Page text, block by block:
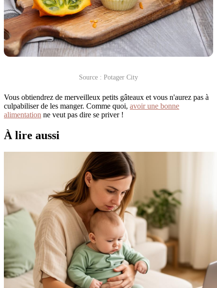
Source : Potager City
Vous obtiendrez de merveilleux petits gâteaux et vous n'aurez pas à
culpabiliser de les manger. Comme quoi, avoir une bonne
alimentation ne veut pas dire se priver !
À lire aussi